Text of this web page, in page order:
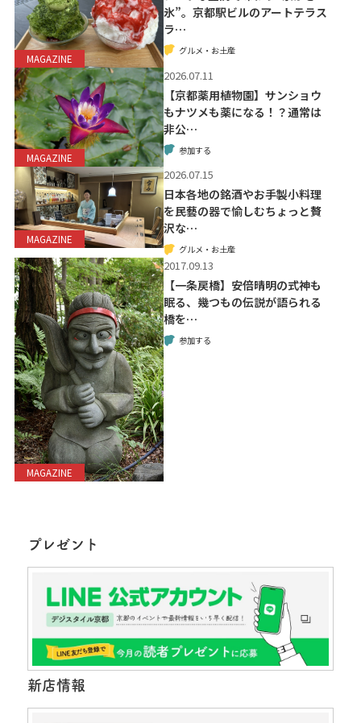
MAGAZINE
氷”。京都駅ビルのアートテラス
ラ…
グルメ・お土産
MAGAZINE
2026.07.11
【京都薬用植物園】サンショウ
もナツメも薬になる！？通常は
非公…
参加する
MAGAZINE
2026.07.15
日本各地の銘酒やお手製小料理
を民藝の器で愉しむちょっと贅
沢な…
グルメ・お土産
MAGAZINE
2017.09.13
【一条戻橋】安倍晴明の式神も
眠る、幾つもの伝説が語られる
橋を…
参加する
プレゼント
新店情報